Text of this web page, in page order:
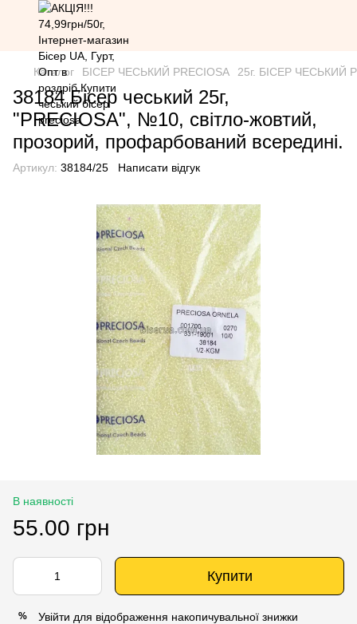
Каталог БІСЕР ЧЕСЬКИЙ PRECIOSA 25г. БІСЕР ЧЕСЬКИЙ
38184 Бісер чеський 25г,
"PRECIOSA", №10, світло-жовтий,
прозорий, профарбований всередині.
Артикул: 38184/25 Написати відгук
В наявності
55.00 грн
Купити
% Увійти для відображення накопичувальної знижки